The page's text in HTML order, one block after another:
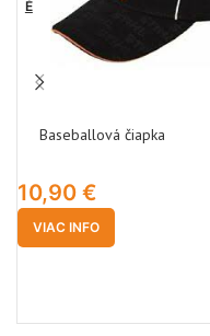
É
Baseballová čiapka
10,90 €
VIAC INFO